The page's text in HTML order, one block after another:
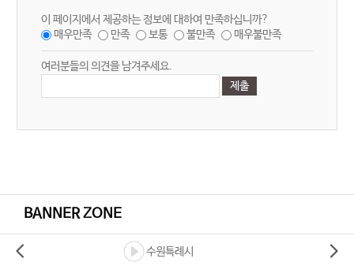
이 페이지에서 제공하는 정보에 대하여 만족하십니까?
매우만족
만족 보통 불만족 매우불만족
여러분들의 의견을 남겨주세요.
BANNER ZONE
수원특례시